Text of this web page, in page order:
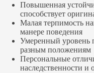
Повышенная
способствует
Малая терпимость
манере поведения
Умеренный уровень
разным положениям
Персональные
наследственности и